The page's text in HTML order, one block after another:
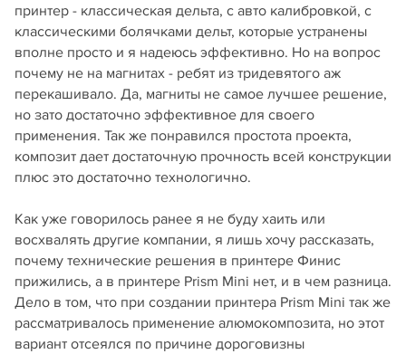
принтер - классическая дельта, с авто калибровкой, с
классическими болячками дельт, которые устранены
вполне просто и я надеюсь эффективно. Но на вопрос
почему не на магнитах - ребят из тридевятого аж
перекашивало. Да, магниты не самое лучшее решение,
но зато достаточно эффективное для своего
применения. Так же понравился простота проекта,
композит дает достаточную прочность всей конструкции
плюс это достаточно технологично.
Как уже говорилось ранее я не буду хаить или
восхвалять другие компании, я лишь хочу рассказать,
почему технические решения в принтере Финис
прижились, а в принтере Prism Mini нет, и в чем разница.
Дело в том, что при создании принтера Prism Mini так же
рассматривалось применение алюмокомпозита, но этот
вариант отсеялся по причине дороговизны